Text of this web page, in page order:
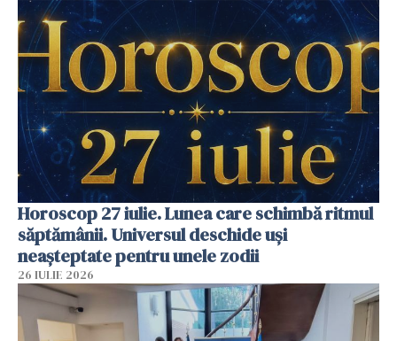
Horoscop 27 iulie. Lunea care schimbă ritmul
săptămânii. Universul deschide uși
neașteptate pentru unele zodii
26 IULIE 2026